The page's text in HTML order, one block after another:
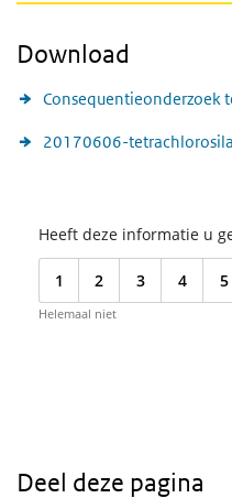
Download
Consequentieonderzoek
20170606-
Heeft deze informatie u
1 2 3 4 5
Helemaal niet
Deel deze pagina